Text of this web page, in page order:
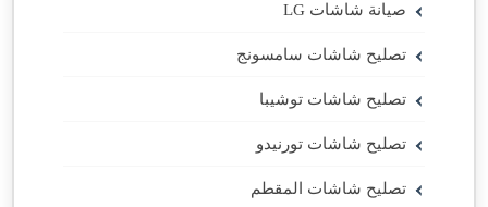
صيانة شاشات LG
تصليح شاشات سامسونج
تصليح شاشات توشيبا
تصليح شاشات تورنيدو
تصليح شاشات المقطم